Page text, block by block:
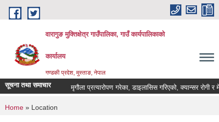
Skip to main content
वारागुङ मुक्तिक्षेत्र गाउँपालिका, गाउँ कार्यपालिकाको
कार्यालय
गण्डकी प्रदेश, मुस्ताङ, नेपाल
सूचना तथा समाचार मृगौला प्रत्यारोपण गरेका, डाइलासिस गरिएको, क्यान्सर रोगी र
You are here
Home » Location